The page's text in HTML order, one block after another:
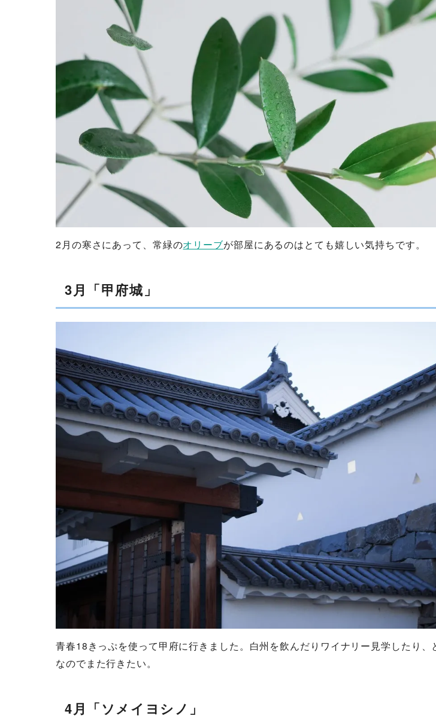
2月の寒さにあって、常緑のオリーブが部屋にあるのはとても嬉しい気持ちです。
3月「甲府城」
青春18きっぷを使って甲府に行きました。白州を飲んだりワイナリー見学したり、
なのでまた行きたい。
4月「ソメイヨシノ」